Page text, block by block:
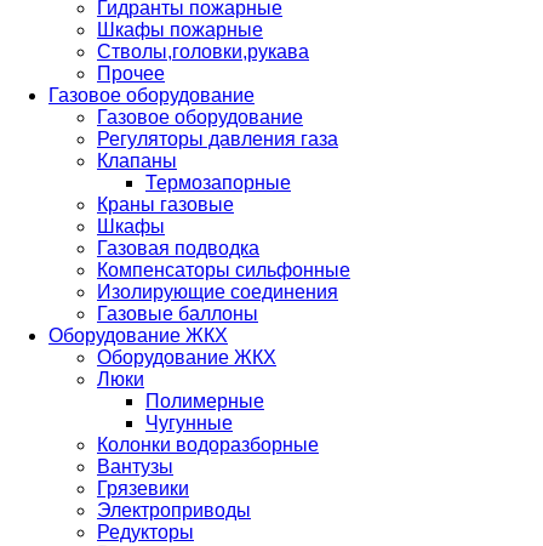
Гидранты пожарные
Шкафы пожарные
Стволы,головки,рукава
Прочее
Газовое оборудование
Газовое оборудование
Регуляторы давления газа
Клапаны
Термозапорные
Краны газовые
Шкафы
Газовая подводка
Компенсаторы сильфонные
Изолирующие соединения
Газовые баллоны
Оборудование ЖКХ
Оборудование ЖКХ
Люки
Полимерные
Чугунные
Колонки водоразборные
Вантузы
Грязевики
Электроприводы
Редукторы